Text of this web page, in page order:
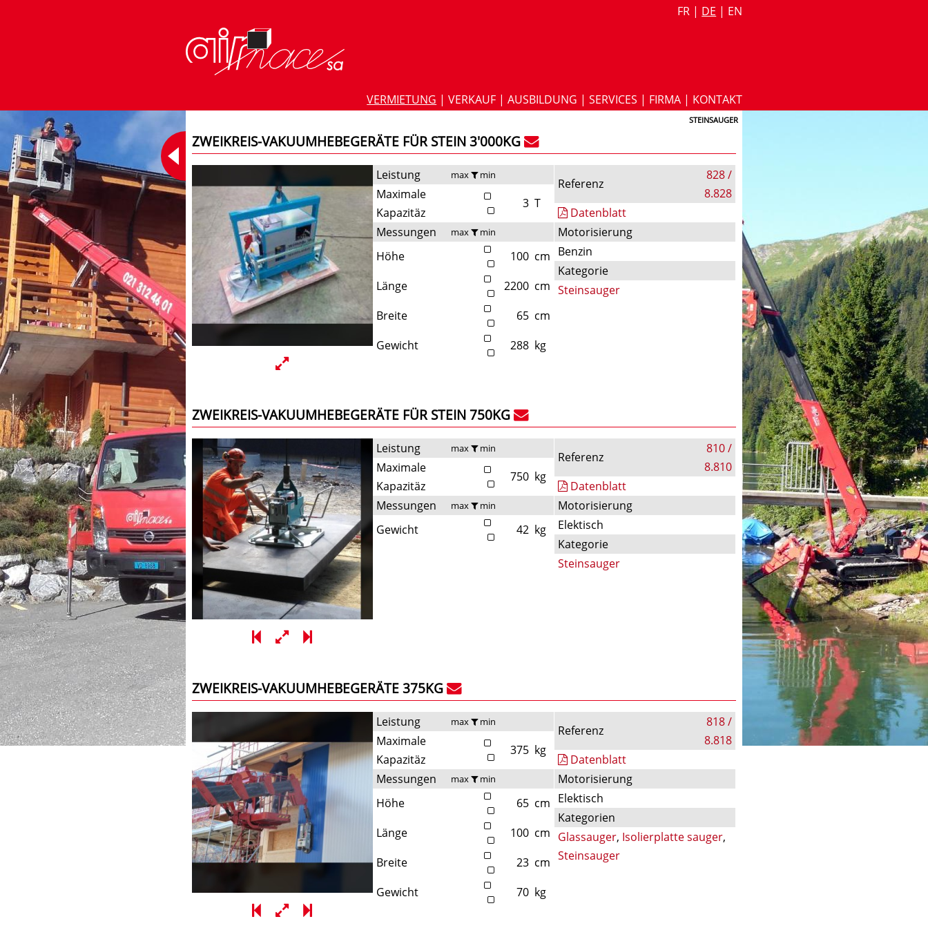
FR | DE | EN
VERMIETUNG |VERKAUF |AUSBILDUNG |SERVICES | FIRMA | KONTAKT
STEINSAUGER
ZWEIKREIS-VAKUUMHEBEGERÄTE FÜR STEIN 3'000KG
Leistung max min
Maximale
Kapazitäz
3 T
Messungen
max min
Höhe 100 cm
Länge
2200 cm
Breite
65 cm
Gewicht
288 kg
Referenz
828 /
8.828
Datenblatt
Motorisierung
Benzin
Kategorie
Steinsauger
ZWEIKREIS-VAKUUMHEBEGERÄTE FÜR STEIN 750KG
Leistung max min
Maximale
Kapazitäz
750 kg
Messungen
max min
Gewicht 42 kg
Referenz
810 /
8.810
Datenblatt
Motorisierung
Elektisch
Kategorie
Steinsauger
ZWEIKREIS-VAKUUMHEBEGERÄTE 375KG
Leistung max min
Maximale
Kapazitäz
375 kg
Messungen
max min
Höhe 65 cm
Länge
100 cm
Breite
23 cm
Gewicht
70 kg
Referenz
818 /
8.818
Datenblatt
Motorisierung
Elektisch
Kategorien
Glassauger, Isolierplatte sauger,
Steinsauger